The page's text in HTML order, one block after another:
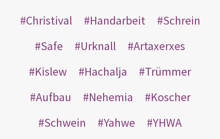
Christival Handarbeit
Schrein
Safe
Urknall
Artaxerxes
Kislew
Hachalja
Trümmer
Aufbau
Nehemia
Koscher
Schwein
Yahwe
YHWA